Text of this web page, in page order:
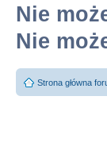
Nie
Nie
Strona główna